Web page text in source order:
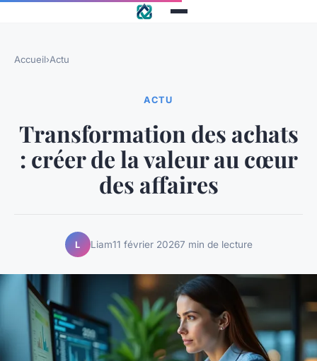
Accueil›Actu
ACTU
Transformation des achats
: créer de la valeur au cœur
des affaires
L Liam11 février 20267 min de lecture